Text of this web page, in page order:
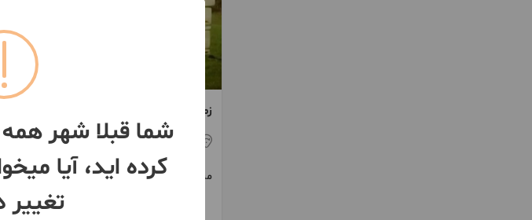
زمین ۴۰۰۰ متری کردان بهارک
- کردان
مبلغ 80,000,000,000 تومان
شما قبلا شهر
کرده اید، آیا
تغییر